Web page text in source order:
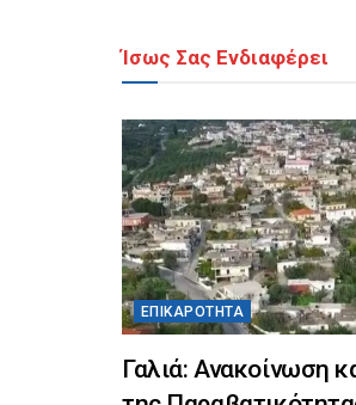
Ίσως Σας Ενδιαφέρει
ΕΠΙΚΑΡΌΤΗΤΑ
Γαλιά: Ανακοίνωση